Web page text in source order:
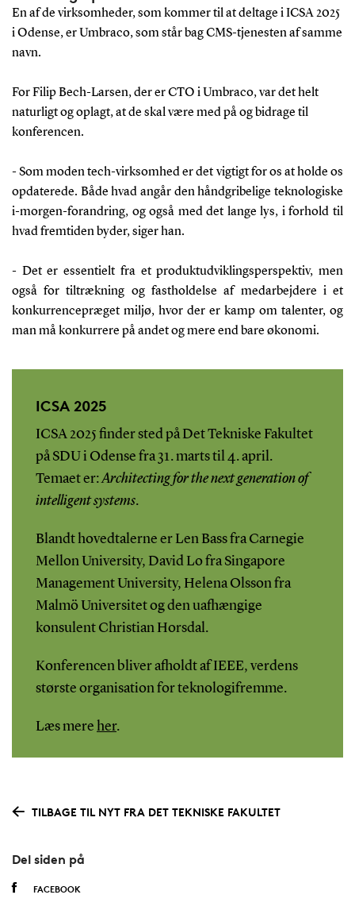
En af de virksomheder, som kommer til at deltage i ICSA 2025
i Odense, er Umbraco, som står bag CMS-tjenesten af samme
navn.
For Filip Bech-Larsen, der er CTO i Umbraco, var det helt
naturligt og oplagt, at de skal være med på og bidrage til
konferencen.
- Som moden tech-virksomhed er det vigtigt for os at holde os
opdaterede. Både hvad angår den håndgribelige teknologiske
i-morgen-forandring, og også med det lange lys, i forhold til
hvad fremtiden byder, siger han.
- Det er essentielt fra et produktudviklingsperspektiv, men
også for tiltrækning og fastholdelse af medarbejdere i et
konkurrencepræget miljø, hvor der er kamp om talenter, og
man må konkurrere på andet og mere end bare økonomi.
ICSA 2025
ICSA 2025 finder sted på Det Tekniske Fakultet
på SDU i Odense fra 31. marts til 4. april.
Temaet er:Architecting for the next generation of
intelligent systems.
Blandt hovedtalerne er Len Bass fra Carnegie
Mellon University, David Lo fra Singapore
Management University, Helena Olsson fra
Malmö Universitet og den uafhængige
konsulent Christian Horsdal.
Konferencen bliver afholdt af IEEE, verdens
største organisation for teknologifremme.
Læs mere her.
TILBAGE TIL NYT FRA DET TEKNISKE FAKULTET
Del siden på
FACEBOOK